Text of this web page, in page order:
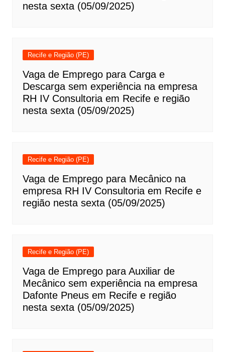
nesta sexta (05/09/2025)
Recife e Região (PE)
Vaga de Emprego para Carga e
Descarga sem experiência na empresa
RH IV Consultoria em Recife e região
nesta sexta (05/09/2025)
Recife e Região (PE)
Vaga de Emprego para Mecânico na
empresa RH IV Consultoria em Recife e
região nesta sexta (05/09/2025)
Recife e Região (PE)
Vaga de Emprego para Auxiliar de
Mecânico sem experiência na empresa
Dafonte Pneus em Recife e região
nesta sexta (05/09/2025)